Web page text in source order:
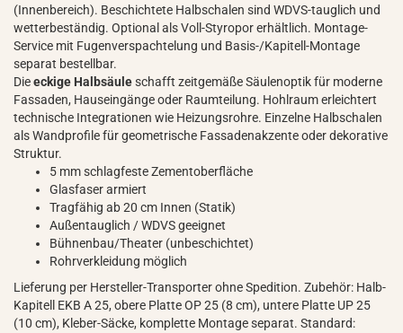
(Innenbereich). Beschichtete Halbschalen sind WDVS-tauglich und
wetterbeständig. Optional als Voll-Styropor erhältlich. Montage-
Service mit Fugenverspachtelung und Basis-/Kapitell-Montage
separat bestellbar.
Dieeckige Halbsäuleschafft zeitgemäße Säulenoptik für moderne
Fassaden, Hauseingänge oder Raumteilung. Hohlraum erleichtert
technische Integrationen wie Heizungsrohre. Einzelne Halbschalen
als Wandprofile für geometrische Fassadenakzente oder dekorative
Struktur.
5 mm schlagfeste Zementoberfläche
Glasfaser armiert
Tragfähig ab 20 cm Innen (Statik)
Außentauglich / WDVS geeignet
Bühnenbau/Theater (unbeschichtet)
Rohrverkleidung möglich
Lieferung per Hersteller-Transporter ohne Spedition. Zubehör: Halb-
Kapitell EKB A 25, obere Platte OP 25 (8 cm), untere Platte UP 25
(10 cm), Kleber-Säcke, komplette Montage separat. Standard: